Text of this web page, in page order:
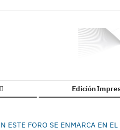
Edición
ESTE FORO SE ENMARCA EN